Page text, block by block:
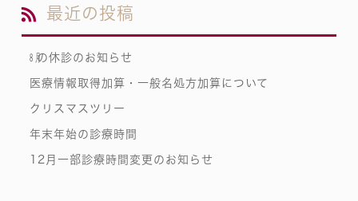
最近の投稿
㋇の休診のお知らせ
医療情報取得加算・一般名処方加算について
クリスマスツリー
年末年始の診療時間
12月一部診療時間変更のお知らせ